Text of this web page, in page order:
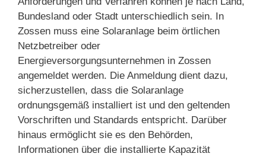
Bundesland oder Stadt unterschiedlich sein. In
Zossen muss eine Solaranlage beim örtlichen
Netzbetreiber oder
Energieversorgungsunternehmen in Zossen
angemeldet werden. Die Anmeldung dient dazu,
sicherzustellen, dass die Solaranlage
ordnungsgemäß installiert ist und den geltenden
Vorschriften und Standards entspricht. Darüber
hinaus ermöglicht sie es den Behörden,
Informationen über die installierte Kapazität